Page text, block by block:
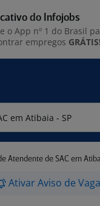
Atendente de SAC em
Ativar Aviso de
do Infojobs
o App nº 1 do Brasil
empregos